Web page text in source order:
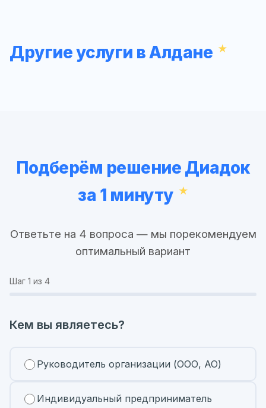
Другие услуги в Алдане
Подберём решение Диадок
за 1 минуту
Ответьте на 4 вопроса — мы порекомендуем
оптимальный вариант
Шаг 1 из 4
Кем вы являетесь?
Руководитель организации (ООО, АО)
Индивидуальный предприниматель